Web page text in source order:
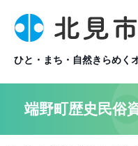
ひと・まち・自然きらめく
端野町歴史民俗